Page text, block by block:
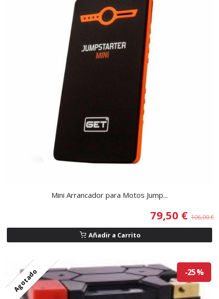
Mini Arrancador para Motos Jump...
79,50 € 106,00 €
Añadir a Carrito
Agotado -25 %